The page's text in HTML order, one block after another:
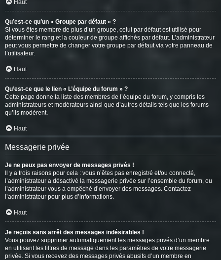
Haut
Qu’est-ce qu’un « Groupe par défaut » ?
Si vous êtes membre de plus d’un groupe, celui par défaut est utilisé pour
déterminer le rang et la couleur de groupe affichés par défaut. L’administrateur
peut vous permettre de changer votre groupe par défaut via votre panneau de
l’utilisateur.
Haut
Qu’est-ce que le lien « L’équipe du forum » ?
Cette page donne la liste des membres de l’équipe du forum, y compris les
administrateurs et modérateurs ainsi que d’autres détails tels que les forums
qu’ils modèrent.
Haut
Messagerie privée
Je ne peux pas envoyer de messages privés !
Il y a trois raisons pour cela : vous n’êtes pas enregistré et/ou connecté,
l’administrateur a désactivé la messagerie privée sur l’ensemble du forum, ou
l’administrateur vous a empêché d’envoyer des messages. Contactez
l’administrateur pour plus d’informations.
Haut
Je reçois sans arrêt des messages indésirables !
Vous pouvez supprimer automatiquement les messages privés d’un membre
en utilisant les filtres de message dans les paramètres de votre messagerie
privée. Si vous recevez des messages privés abusifs d’un membre en